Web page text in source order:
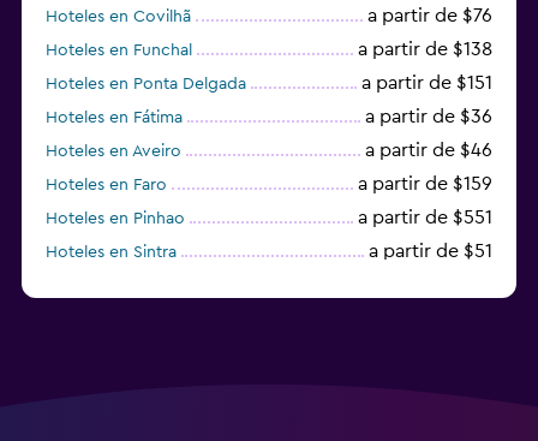
Hoteles en Covilhã a partir de $76
Hoteles en Funchal a partir de $138
Hoteles en Ponta Delgada a partir de $151
Hoteles en Fátima a partir de $36
Hoteles en Aveiro a partir de $46
Hoteles en Faro a partir de $159
Hoteles en Pinhao a partir de $551
Hoteles en Sintra a partir de $51